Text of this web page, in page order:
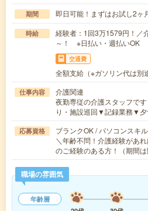
期間 即日可能！まずはお試し2ヶ
時給
経験者：1回3万1579円！／
～！ ※日払い・週払いOK
交通費
全額支給（※ガソリン代は別
仕事内容
介護関連
夜勤専従の介護スタッフ
り・施設巡回▼記録業務▼
応募資格
ブランクOK / パソコンスキ
＼年齢不問！介護経験があ
のご経験のある方！（期間
職場の雰囲気
年齢層